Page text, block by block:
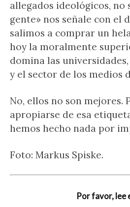
allegados ideológicos, no
gente» nos señale con el
salimos a comprar un
hoy la moralmente
domina las
y el sector de los medios
No, ellos no son mejores.
apropiarse de esa
hemos hecho nada por
Foto: Markus Spiske.
Por favor, lee